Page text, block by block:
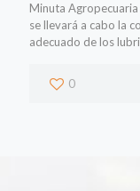
Minuta
se llevará a cabo la
adecuado de los
0